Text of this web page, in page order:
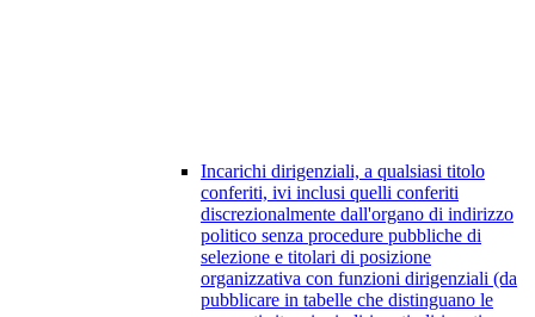
Incarichi dirigenziali, a qualsiasi titolo
conferiti, ivi inclusi quelli conferiti
discrezionalmente dall'organo di indirizzo
politico senza procedure pubbliche di
selezione e titolari di posizione
organizzativa con funzioni dirigenziali (da
pubblicare in tabelle che distinguano le